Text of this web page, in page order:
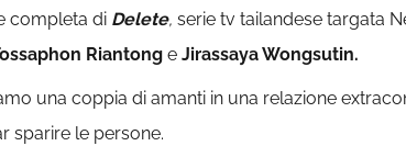
completa di Delete, serie tv tailandese targata
Riantong e Jirassaya Wongsutin.
una coppia di amanti in una relazione
sparire le persone.